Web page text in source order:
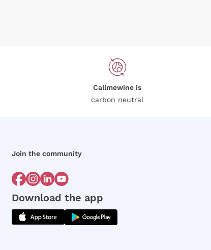
Callmewine is
carbon neutral
Join the community
Download the app